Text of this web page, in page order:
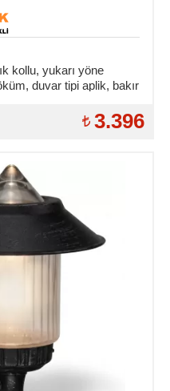
kollu, yukarı yöne
duvar tipi aplik, bakır
3.396